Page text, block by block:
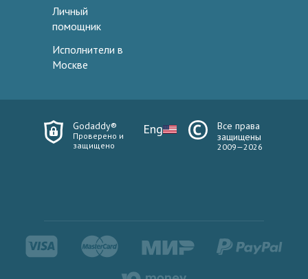
Личный
помощник
Исполнители в
Москве
Godaddy®
Проверено и
защищено
Eng
Все права
защищены
2009—2026